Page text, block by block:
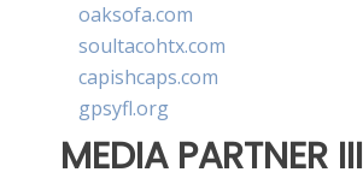
oaksofa.com
soultacohtx.com
capishcaps.com
gpsyfl.org
MEDIA PARTNER III